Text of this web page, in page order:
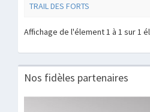
TRAIL DES FORTS
Affichage de l'élement 1 à 1 sur 1
Nos fidèles partenaires